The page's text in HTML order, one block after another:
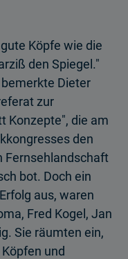
Köpfe wie die
den Spiegel."
Dieter
zur
Konzepte", die am
den
Fernsehlandschaft
bot. Doch ein
aus, waren
Fred Kogel, Jan
Sie räumten ein,
und